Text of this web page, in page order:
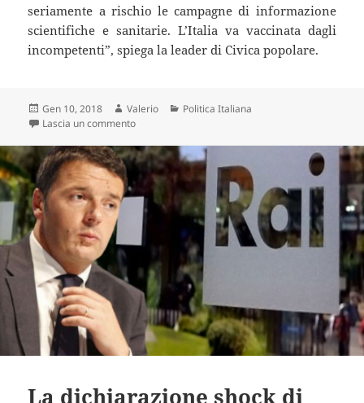
seriamente a rischio le campagne di informazione
scientifiche e sanitarie. L’Italia va vaccinata dagli
incompetenti”, spiega la leader di Civica popolare.
Scritto
il
Gen 10, 2018 Autore
Valerio Categorie
Politica Italiana
Lascia un commentosu La proposta choc della Lega: Toglieremo
La dichiarazione shock di